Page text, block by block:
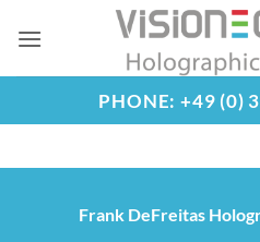
PHONE: +49 (0)
Frank DeFreitas